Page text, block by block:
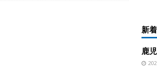
新
鹿